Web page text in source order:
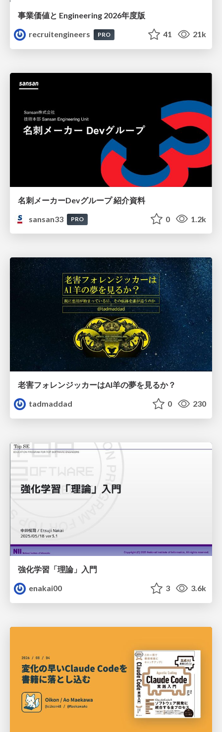
事業価値と Engineering 2026年度版
recruitengineers
PRO 41 21k
名刺メーカーDevグループ 紹介資料
sansan33
PRO 0 1.2k
老害フォレンジッカーはAI羊の夢を見るか？
tadmaddad
0 230
強化学習「理論」入門
enakai00
3 3.6k